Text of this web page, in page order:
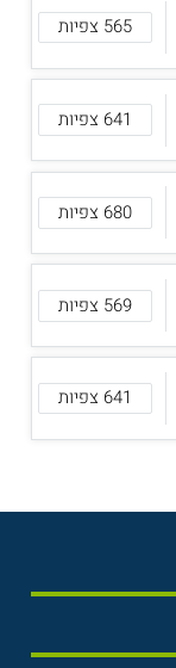
565 צפיות
641 צפיות
680 צפיות
569 צפיות
641 צפיות